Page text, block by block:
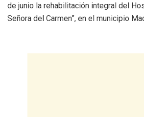
de junio la rehabilitación integral del
Señora del Carmen”, en el municipio